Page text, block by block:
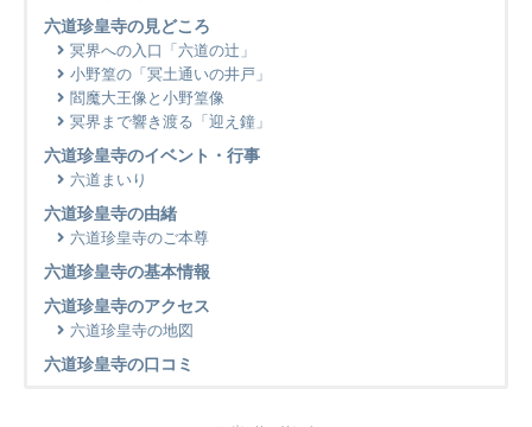
六道珍皇寺の見どころ
冥界への入口「六道の辻」
小野篁の「冥土通いの井戸」
閻魔大王像と小野篁像
冥界まで響き渡る「迎え鐘」
六道珍皇寺のイベント・行事
六道まいり
六道珍皇寺の由緒
六道珍皇寺のご本尊
六道珍皇寺の基本情報
六道珍皇寺のアクセス
六道珍皇寺の地図
六道珍皇寺の口コミ